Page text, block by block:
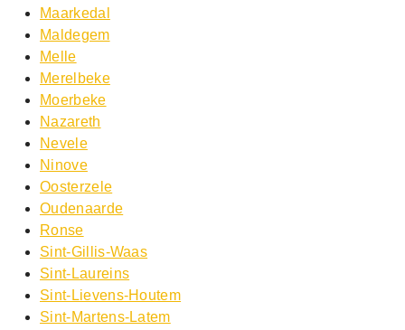
Maarkedal
Maldegem
Melle
Merelbeke
Moerbeke
Nazareth
Nevele
Ninove
Oosterzele
Oudenaarde
Ronse
Sint-Gillis-Waas
Sint-Laureins
Sint-Lievens-Houtem
Sint-Martens-Latem